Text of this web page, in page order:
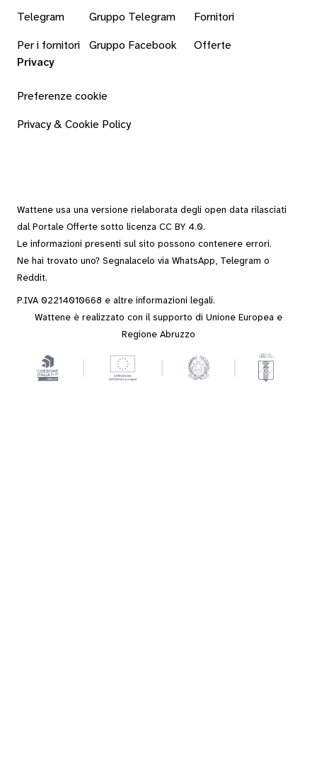
Telegram
Per i fornitori
Gruppo Telegram
Gruppo Facebook
Fornitori
Offerte
Privacy
Preferenze cookie
Privacy & Cookie Policy
Wattene usa una versione rielaborata degli open data rilasciati
dal Portale Offerte sotto licenza CC BY 4.0.
Le informazioni presenti sul sito possono contenere errori.
Ne hai trovato uno? Segnalacelo via WhatsApp, Telegram o
Reddit.
P.IVA 02214010668 e altre informazioni legali.
Wattene è realizzato con il supporto di Unione Europea e
Regione Abruzzo